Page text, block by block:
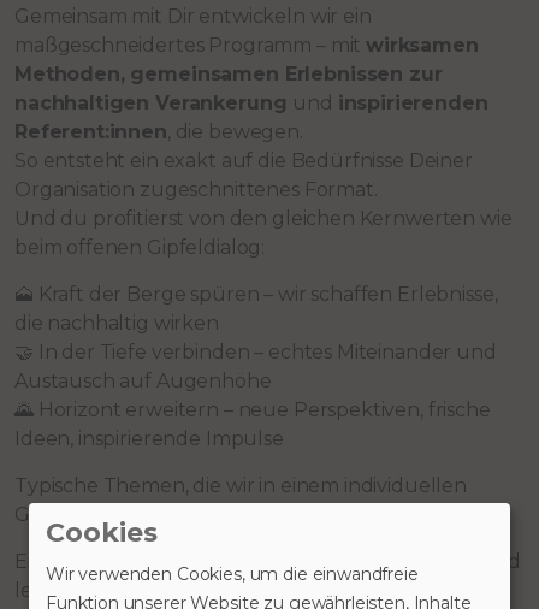
Gemeinsam mit Dir entwickeln wir ein
maßgeschneidertes Programm – mitwirksamen
Methoden, gemeinsamen Erlebnissen zur
nachhaltigen Verankerung und inspirierenden
Referent:innen, die bewegen.
So entsteht ein exakt auf die Bedürfnisse Deiner
Organisation zugeschnittenes Format.
Und du profitierst von den gleichen Kernwerten wie
beim offenen Gipfeldialog:
🗻 Kraft der Berge spüren – wir schaffen Erlebnisse,
die nachhaltig wirken
🤝 In der Tiefe verbinden – echtes Miteinander und
Austausch auf Augenhöhe
🌄 Horizont erweitern – neue Perspektiven, frische
Ideen, inspirierende Impulse
Typische Themen, die wir in einem individuellen
Gipfeldialog erfolgreich bearbeiten:
Ein Growth Mindset im Unternehmen etablieren und
leben
Cookies
Wir verwenden Cookies, um die einwandfreie
Funktion unserer Website zu gewährleisten, Inhalte